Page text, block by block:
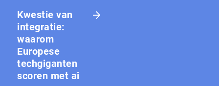
Kwestie van
integratie:
waarom
Europese
techgiganten
scoren met ai